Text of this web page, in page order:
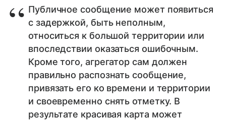
Публичное сообщение может появиться
с задержкой, быть неполным,
относиться к большой территории или
впоследствии оказаться ошибочным.
Кроме того, агрегатор сам должен
правильно распознать сообщение,
привязать его ко времени и территории
и своевременно снять отметку. В
результате красивая карта может